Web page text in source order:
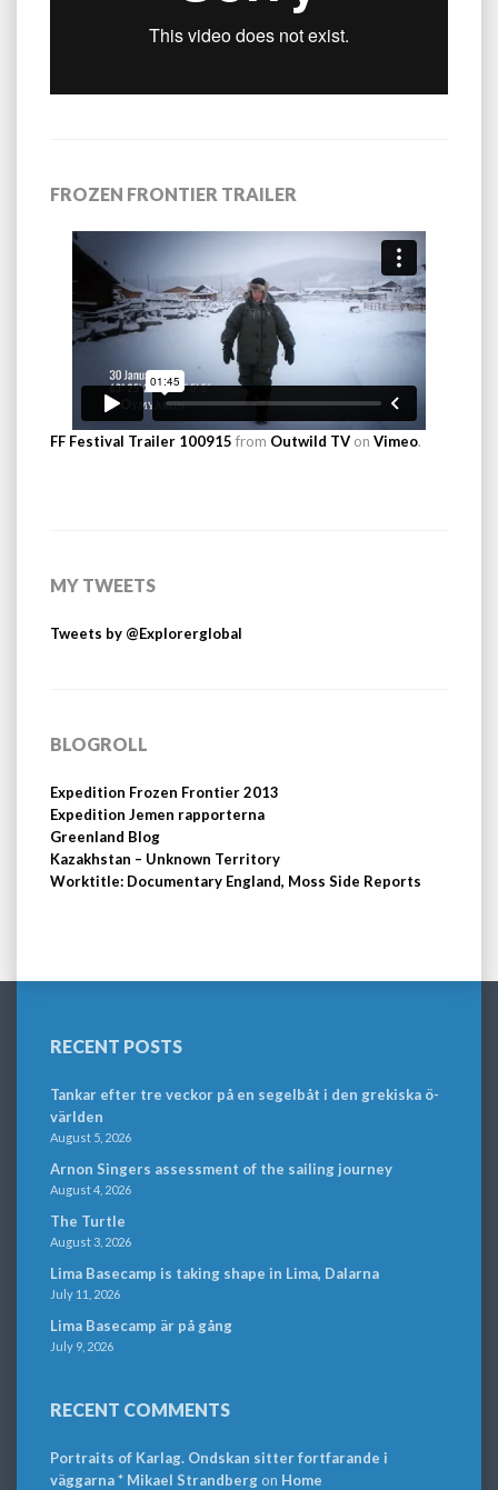
FROZEN FRONTIER TRAILER
FF Festival Trailer 100915 from Outwild TV on Vimeo.
MY TWEETS
Tweets by @Explorerglobal
BLOGROLL
Expedition Frozen Frontier 2013
Expedition Jemen rapporterna
Greenland Blog
Kazakhstan – Unknown Territory
Worktitle: Documentary England, Moss Side Reports
RECENT POSTS
Tankar efter tre veckor på en segelbåt i den grekiska ö-
världen
August 5, 2026
Arnon Singers assessment of the sailing journey
August 4, 2026
The Turtle
August 3, 2026
Lima Basecamp is taking shape in Lima, Dalarna
July 11, 2026
Lima Basecamp är på gång
July 9, 2026
RECENT COMMENTS
Portraits of Karlag. Ondskan sitter fortfarande i
väggarna * Mikael Strandbergon Home